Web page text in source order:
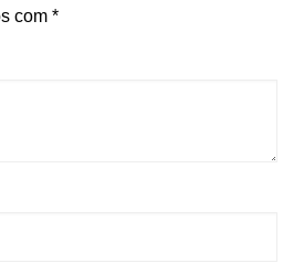
com *